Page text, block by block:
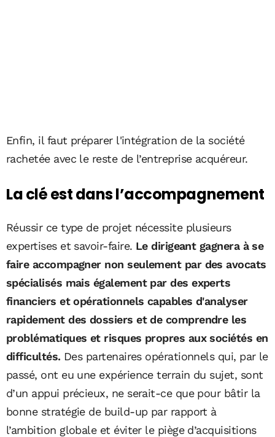
Enfin, il faut préparer l'intégration de la société
rachetée avec le reste de l’entreprise acquéreur.
La clé est dans l’accompagnement
Réussir ce type de projet nécessite plusieurs
expertises et savoir-faire. Le dirigeant gagnera à se
faire accompagner non seulement par des avocats
spécialisés mais également par des experts
financiers et opérationnels capables d'analyser
rapidement des dossiers et de comprendre les
problématiques et risques propres aux sociétés en
difficultés. Des partenaires opérationnels qui, par le
passé, ont eu une expérience terrain du sujet, sont
d’un appui précieux, ne serait-ce que pour bâtir la
bonne stratégie de build-up par rapport à
l’ambition globale et éviter le piège d’acquisitions